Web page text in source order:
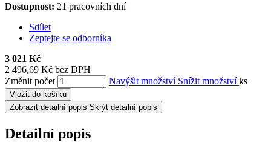
Dostupnost: 21 pracovních dní
Sdílet
Zeptejte se odborníka
3 021 Kč
2 496,69 Kč bez DPH
Změnit počet
Navýšit množství Snížit množstvíks
Vložit do košíku
Zobrazit detailní popis Skrýt detailní popis
Detailní popis